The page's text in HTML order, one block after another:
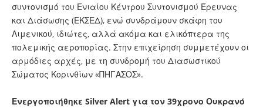
συντονισμό του Ενιαίου Κέντρου Συντονισμού Έρευνας
και Διάσωσης (ΕΚΣΕΔ), ενώ συνδράμουν σκάφη του
Λιμενικού, ιδιώτες, αλλά ακόμα και ελικόπτερα της
πολεμικής αεροπορίας. Στην επιχείρηση συμμετέχουν οι
αρμόδιες αρχές, με τη συνδρομή του Διασωστικού
Σώματος Κορινθίων «ΠΗΓΑΣΟΣ».
Ενεργοποιήθηκε Silver Alert για τον 39χρονο Ουκρανό